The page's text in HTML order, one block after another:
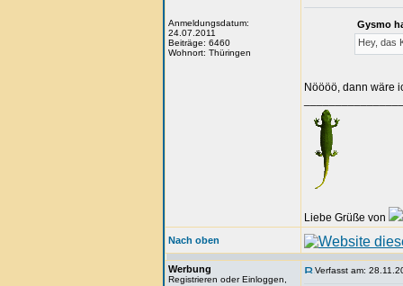
Anmeldungsdatum:
24.07.2011
Beiträge: 6460
Wohnort: Thüringen
Gysmo
Hey, das
Nöööö, dann wäre
Liebe Grüße von
Nach oben
Werbung
Registrieren oder Einloggen,
Verfasst am: